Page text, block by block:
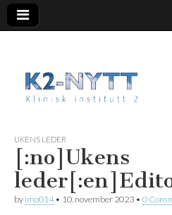
K2 Nytt
UKENS LEDER
[:no]Ukens
by imo014• 10. november 2023 • 0